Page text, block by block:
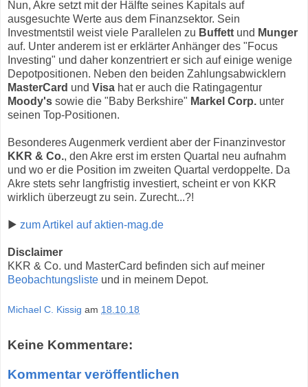
Nun, Akre setzt mit der Hälfte seines Kapitals auf
ausgesuchte Werte aus dem Finanzsektor. Sein
Investmentstil weist viele Parallelen zu Buffett und Munger
auf. Unter anderem ist er erklärter Anhänger des "Focus
Investing" und daher konzentriert er sich auf einige wenige
Depotpositionen. Neben den beiden Zahlungsabwicklern
MasterCard und Visa hat er auch die Ratingagentur
Moody's sowie die "Baby Berkshire" Markel Corp. unter
seinen Top-Positionen.
Besonderes Augenmerk verdient aber der Finanzinvestor
KKR & Co., den Akre erst im ersten Quartal neu aufnahm
und wo er die Position im zweiten Quartal verdoppelte. Da
Akre stets sehr langfristig investiert, scheint er von KKR
wirklich überzeugt zu sein. Zurecht...?!
▶ zum Artikel auf aktien-mag.de
Disclaimer
KKR & Co. und MasterCard befinden sich auf meiner
Beobachtungsliste und in meinem Depot.
Michael C. Kissig am 18.10.18
Keine Kommentare:
Kommentar veröffentlichen